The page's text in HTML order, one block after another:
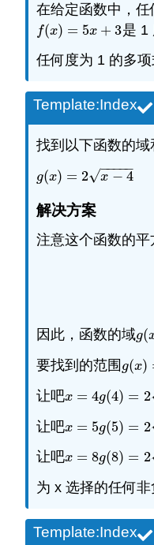
在给定函数中，
f(x) = 5x + 3
f(x)= 5x +3
是 1
任何度为 1 的多
Template:Index
找到以下函数的域
g(x) = 2 x − 4
− −
−−−
√
g(x)=2 x−4
解决方案
注意这个函数的
因此，函数的域g(
g(
要找到的范围 g(x)
g(x)=
让吧x = 4
x=4 g(4) = 2
g(4) =2 4
让吧x = 5
x=5 g(5) = 2
g(5) =2 5
让吧x = 8
x=8 g(8) = 2
g(8) =2 8
为 x 选择的任何
Template:Index